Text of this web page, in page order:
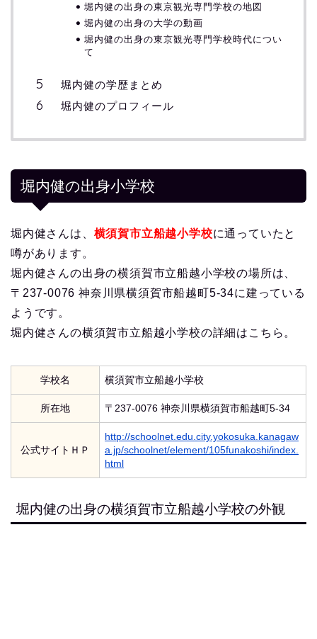
堀内健の出身の東京観光専門学校の地図
堀内健の出身の大学の動画
堀内健の出身の東京観光専門学校時代につい
て
堀内健の学歴まとめ
堀内健のプロフィール
堀内健の出身小学校
堀内健さんは、 横須賀市立船越小学校に通っていたと
噂があります。
堀内健さんの出身の横須賀市立船越小学校の場所は、
〒237-0076 神奈川県横須賀市船越町5-34に建っている
ようです。
堀内健さんの横須賀市立船越小学校の詳細はこちら。
学校名 横須賀市立船越小学校
所在地 〒237-0076 神奈川県横須賀市船越町5-34
公式サイトＨＰ
http://schoolnet.edu.city.yokosuka.kanagaw
a.jp/schoolnet/element/105funakoshi/index.
html
堀内健の出身の横須賀市立船越小学校の外観